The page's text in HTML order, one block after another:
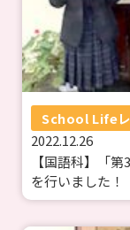
School Life
2022.12.26
【国語科】「
を行いました！